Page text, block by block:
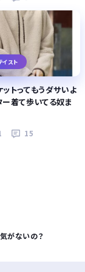
イスト
トってもうダサいよ
ー着て歩いてる奴ま
15
がないの？